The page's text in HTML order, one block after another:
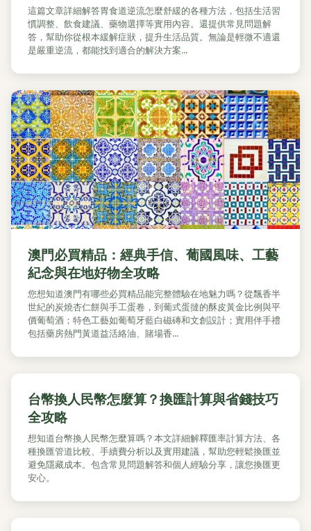
這篇文章詳細解答胃食道逆流怎麼舒緩的各種方法，包括生活習
慣調整、飲食建議、藥物選擇等實用內容。還提供常見問題解
答，幫助你從根本緩解症狀，提升生活品質。無論是輕微不適還
是嚴重逆流，都能找到適合的解決方案...
澳門必買精品：經典手信、葡國風味、工藝
紀念與在地好物全攻略
您想知道澳門有哪些必買精品能完整體驗在地魅力嗎？從飄香半
世紀的炭燒杏仁餅與手工蛋卷，到葡式蛋撻的酥皮黃金比例與平
價葡萄酒；特色工藝如葡萄牙藍白磁磚和文創設計；實用伴手禮
包括藥房熱門黃道益活絡油、賭場香...
台幣換人民幣怎麼算？換匯計算與省錢技巧
全攻略
想知道台幣換人民幣怎麼算嗎？本文詳細解釋匯率計算方法、各
種換匯管道比較、手續費分析以及實用建議，幫助您輕鬆換匯並
避免隱藏成本。包含常見問題解答和個人經驗分享，讓您換匯更
安心。